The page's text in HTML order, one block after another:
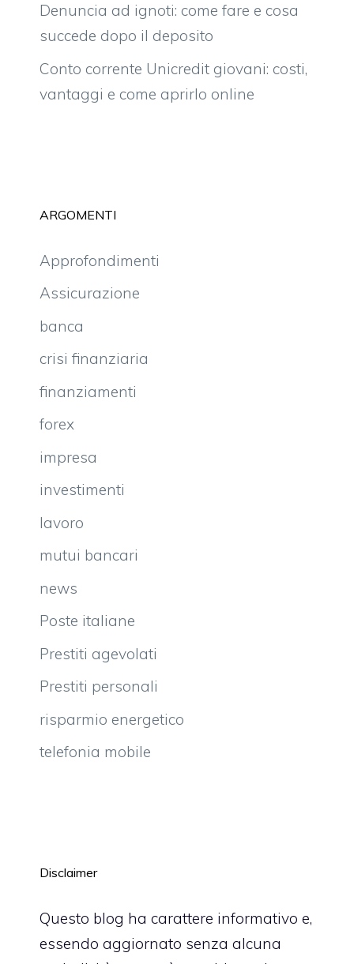
Denuncia ad ignoti: come fare e cosa
succede dopo il deposito
Conto corrente Unicredit giovani: costi,
vantaggi e come aprirlo online
ARGOMENTI
Approfondimenti
Assicurazione
banca
crisi finanziaria
finanziamenti
forex
impresa
investimenti
lavoro
mutui bancari
news
Poste italiane
Prestiti agevolati
Prestiti personali
risparmio energetico
telefonia mobile
Disclaimer
Questo blog ha carattere informativo e,
essendo aggiornato senza alcuna